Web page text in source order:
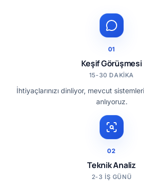
01
Keşif Görüşmesi
15-30 DAKIKA
İhtiyaçlarınızı dinliyor, mevcut
anlıyoruz.
02
Teknik Analiz
2-3 IŞ GÜNÜ